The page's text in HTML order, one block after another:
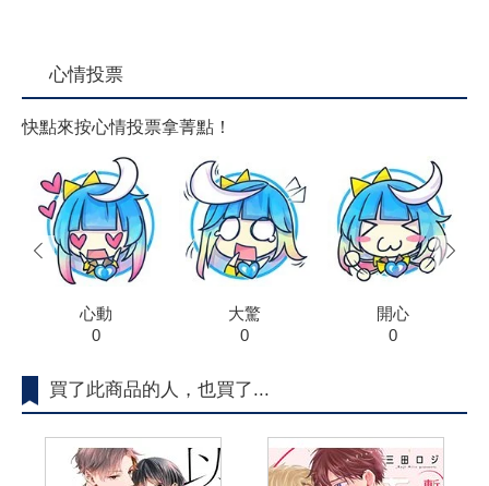
心情投票
快點來按心情投票拿菁點！
心動
0
大驚
0
開心
0
prev next
買了此商品的人，也買了...